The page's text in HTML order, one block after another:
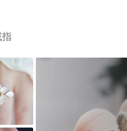
沒有實體店面，但尼泊爾
亦支持各式檢測。
石本身，但因為是全手